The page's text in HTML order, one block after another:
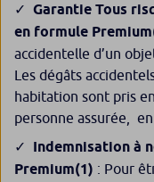
Garantie Tous
en formule Premium
accidentelle d’un
Les dégâts
habitation sont pris
personne assurée,
Indemnisation à
Premium(1) : Pour